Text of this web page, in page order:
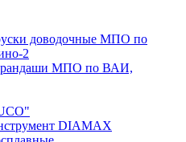
доводочные МПО по
2
МПО по ВАИ,
DIAMAX